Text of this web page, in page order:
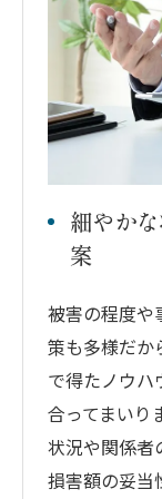
細やか
案
被害の程度や
策も多様だか
で得たノウハ
合ってまいり
状況や関係者
損害額の妥当